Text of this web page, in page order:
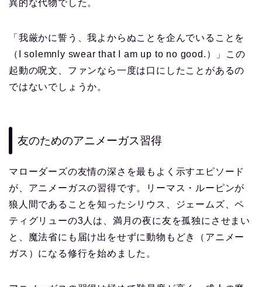
異的な代物でした。
「我厳かに誓う、我よからぬことを企んでいることを
（I solemnly swear that I am up to no good.）」この
起動の呪文、ファンなら一度は口にしたことがあるの
ではないでしょうか。
友のためのアニメーガス習得
マローダーズの友情の深さを最もよく示すエピソード
が、アニメーガスの習得です。リーマス・ルーピンが
狼人間であることを知ったシリウス、ジェームズ、ペ
ティグリューの3人は、満月の夜に友を孤独にさせまい
と、魔法省にも届け出をせずに動物もどき（アニメー
ガス）になる修行を始めました。